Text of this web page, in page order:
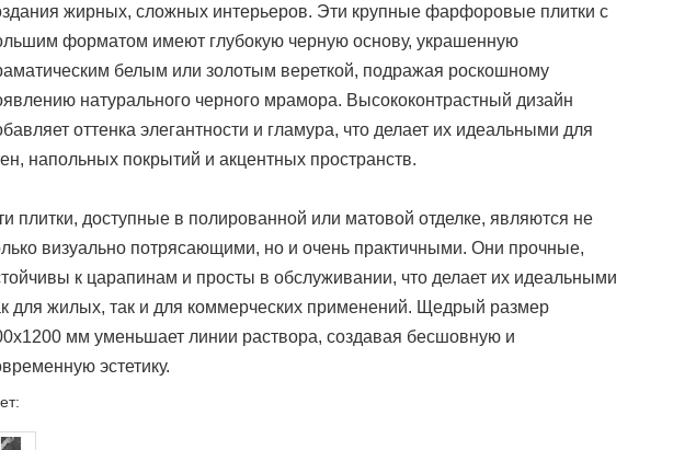
жирных, сложных интерьеров. Эти крупные фарфоровые плитки с
форматом имеют глубокую черную основу, украшенную
белым или золотым вереткой, подражая роскошному
натурального черного мрамора. Высококонтрастный дизайн
оттенка элегантности и гламура, что делает их идеальными для
напольных покрытий и акцентных пространств.
плитки, доступные в полированной или матовой отделке, являются не
визуально потрясающими, но и очень практичными. Они прочные,
к царапинам и просты в обслуживании, что делает их идеальными
для жилых, так и для коммерческих применений. Щедрый размер
мм уменьшает линии раствора, создавая бесшовную и
эстетику.